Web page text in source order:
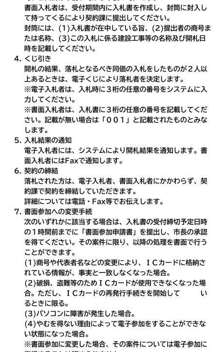
書面入札者は、受付期間内に入札書を作成し、封筒に封入し
て持ってくるにより契約課に提出してください。
封筒には、(1)入札書が在中している旨、(2)提出者の商号ま
たは名称、(3)この入札に係る建設工事等の名称及び開札日
時を記載してください。
くじ引き
開札の結果、落札となるべき同価の入札をしたものが２人以
上あるときは、電子くじにより落札者を決定します。
※電子入札者は、入札時に３桁の任意の番号をシステムに入
力してください。
※書面入札者は、入札書に３桁の任意の番号を記載してくだ
さい。記載が無い場合は「００１」と記載されたものとみな
します。
入札結果の通知
電子入札者には、システムにより開札結果を通知します。書
面入札者にはFaxで通知します。
契約の締結
落札された方は、電子入札者、書面入札者にかかわらず、契
約課で契約を締結していただきます。
詳細については電話・Fax等でお伝えします。
書面参加への変更手続
次のいずれかに該当する場合は、入札書の受付締切予定日時
の１時間前までに「書面参加申請書」を提出し、市長の承認
を得てください。その案件に限り、以降の処理を書面で行う
ことができます。
(1)商号や代表者名などの変更により、ＩＣカードに格納さ
れている情報が、事実と一致しなくなった場合。
(2)破損、盗難等のためＩＣカードが使用できなくなった場
合。ただし、ＩＣカードの再発行手続きを開始して い
るときに限る。
(3)パソコンに障害が発生した場合。
(4)やむを得ない理由によって電子参加をすることができな
い状態になった場合。
※書面参加に変更した場合、その案件については電子参加に